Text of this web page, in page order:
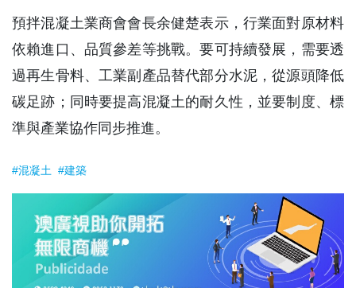
預拌混凝土業商會會長余健楚表示，行業面對原材料
依賴進口、品質參差等挑戰。要可持續發展，需要透
過再生骨料、工業副產品替代部分水泥，從源頭降低
碳足跡；同時要提高混凝土的耐久性，並要制度、標
準與產業協作同步推進。
#混凝土 #建築